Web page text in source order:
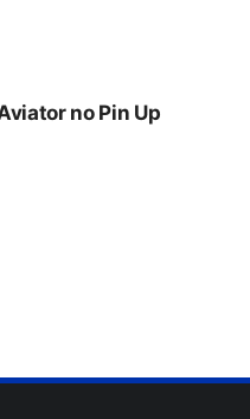
no Pin Up